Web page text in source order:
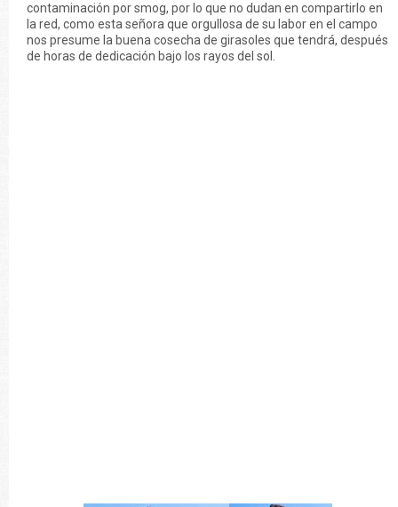
contaminación por smog, por lo que no dudan en compartirlo en
la red, como esta señora que orgullosa de su labor en el campo
nos presume la buena cosecha de girasoles que tendrá, después
de horas de dedicación bajo los rayos del sol.